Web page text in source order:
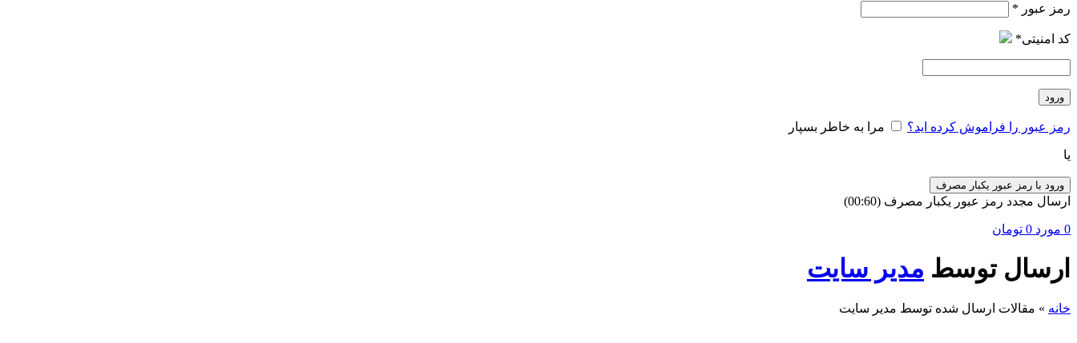
رمز عبور *
کد امنیتی*
ورود
رمز عبور را فراموش کرده اید؟ مرا به خاطر بسپار
یا
ورود با رمز عبور یکبار مصرف
ارسال مجدد رمز عبور یکبار مصرف (00:
60
)
0 مورد 0 تومان
ارسال توسط مدیر سایت
خانه » مقالات ارسال شده توسط مدیر سایت